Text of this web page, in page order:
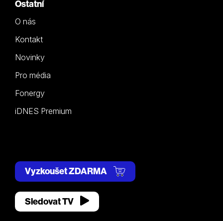
Ostatní
O nás
Kontakt
Novinky
Pro média
Fonergy
iDNES Premium
Vyzkoušet ZDARMA
Sledovat TV